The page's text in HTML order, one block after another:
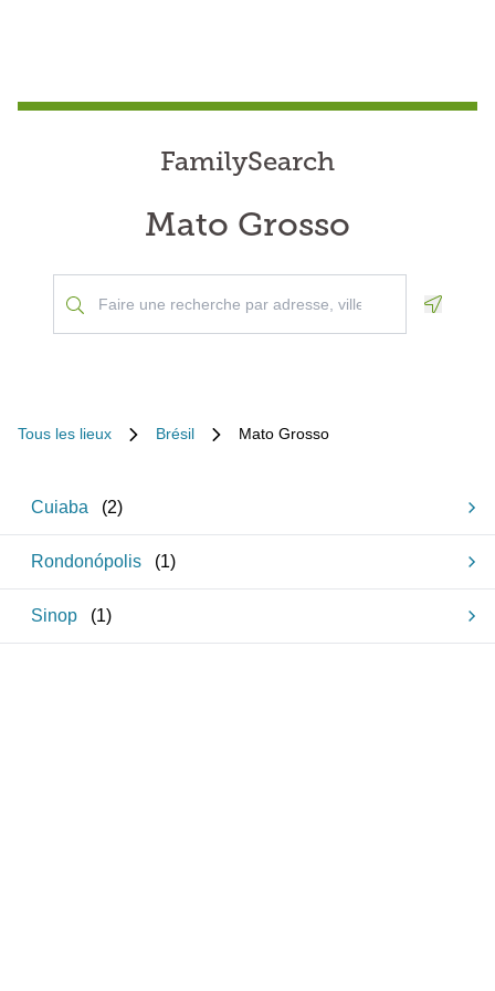
FamilySearch
Mato Grosso
Tous les lieux Brésil Mato Grosso
Cuiaba (2)
Rondonópolis (1)
Sinop (1)